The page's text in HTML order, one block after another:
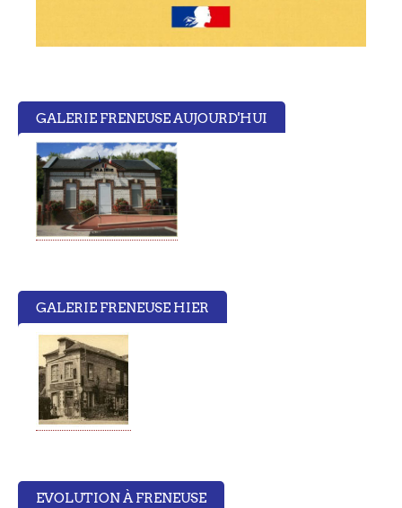
GALERIE FRENEUSE AUJOURD'HUI
GALERIE FRENEUSE HIER
EVOLUTION À FRENEUSE